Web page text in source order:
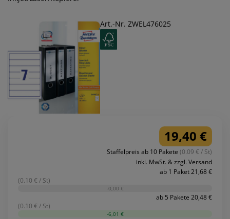
Art.-Nr. ZWEL476025
19,40 €
Staffelpreis ab 10 Pakete (0.09 € / St)
inkl. MwSt. & zzgl. Versand
ab 1 Paket 21,68 €
(0.10 € / St)
-0,00 €
ab 5 Pakete 20,48 €
(0.10 € / St)
-6,01 €